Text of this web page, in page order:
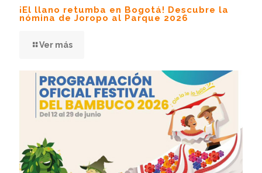
¡El llano retumba en Bogotá! Descubre la
nómina de Joropo al Parque 2026
Ver más